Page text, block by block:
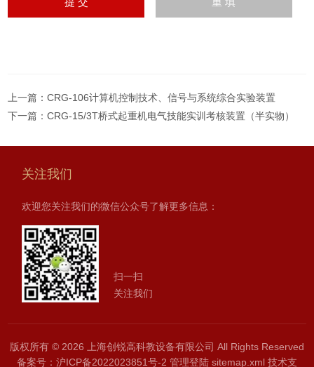
上一篇：CRG-106计算机控制技术、信号与系统综合实验装置
下一篇：CRG-15/3T桥式起重机电气技能实训考核装置（半实物）
关注我们
欢迎您关注我们的微信公众号了解更多信息：
扫一扫
关注我们
版权所有 © 2026 上海创锐高科教设备有限公司 All Rights Reserved
备案号： 沪ICP备2022023851号-2 管理登陆 sitemap.xml 技术支